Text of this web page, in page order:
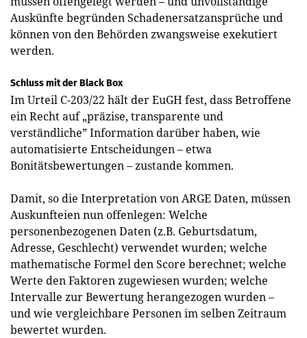
Auskünfte begründen Schadenersatzansprüche und
können von den Behörden zwangsweise exekutiert
werden.
Schluss mit der Black Box
Im Urteil C-203/22 hält der EuGH fest, dass Betroffene
ein Recht auf „präzise, transparente und
verständliche” Information darüber haben, wie
automatisierte Entscheidungen – etwa
Bonitätsbewertungen – zustande kommen.
Damit, so die Interpretation von ARGE Daten, müssen
Auskunfteien nun offenlegen: Welche
personenbezogenen Daten (z.B. Geburtsdatum,
Adresse, Geschlecht) verwendet wurden; welche
mathematische Formel den Score berechnet; welche
Werte den Faktoren zugewiesen wurden; welche
Intervalle zur Bewertung herangezogen wurden –
und wie vergleichbare Personen im selben Zeitraum
bewertet wurden.